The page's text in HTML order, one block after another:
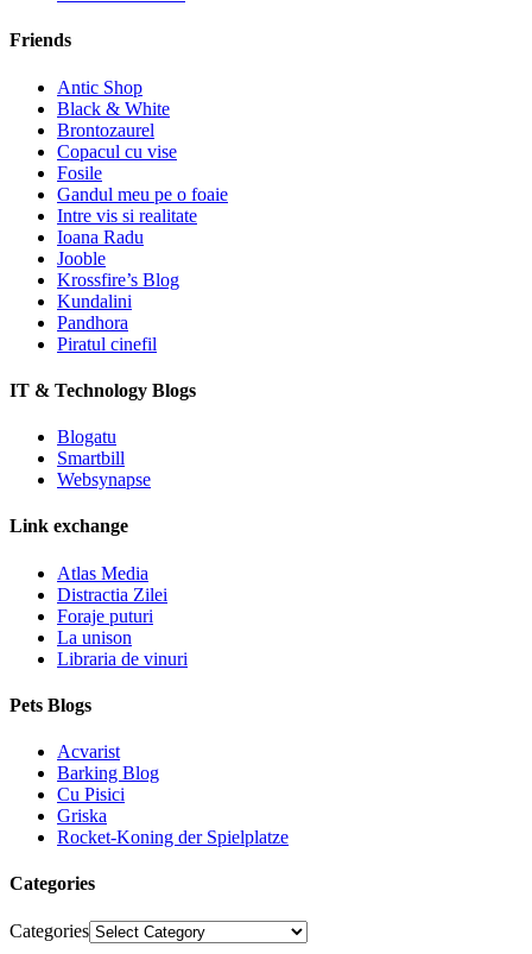
Friends
Antic Shop
Black & White
Brontozaurel
Copacul cu vise
Fosile
Gandul meu pe o foaie
Intre vis si realitate
Ioana Radu
Jooble
Krossfire’s Blog
Kundalini
Pandhora
Piratul cinefil
IT & Technology Blogs
Blogatu
Smartbill
Websynapse
Link exchange
Atlas Media
Distractia Zilei
Foraje puturi
La unison
Libraria de vinuri
Pets Blogs
Acvarist
Barking Blog
Cu Pisici
Griska
Rocket-Koning der Spielplatze
Categories
Categories